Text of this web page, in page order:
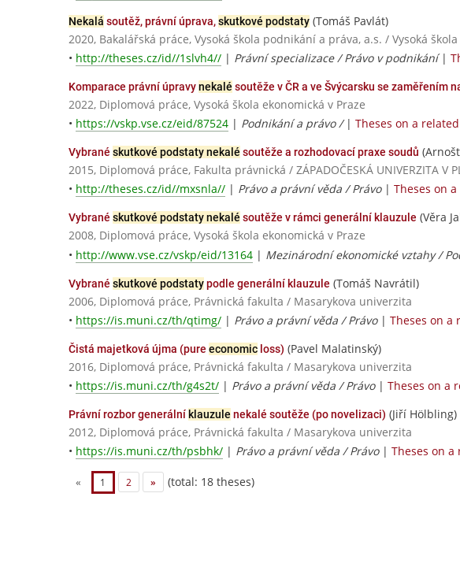
Nekalá soutěž, právní úprava,skutkové podstaty (Tomáš Pavlát)
2020, Bakalářská práce, Vysoká škola podnikání a práva, a.s. / Vysoká
• http://theses.cz/id//1slvh4// | Právní specializace / Právo v podnikání|
Komparace právní úpravynekalé soutěže v ČR a ve Švýcarsku se zaměřením
2022, Diplomová práce, Vysoká škola ekonomická v Praze
• https://vskp.vse.cz/eid/87524 | Podnikání a právo / | Theses on a
Vybrané skutkové podstaty nekalé soutěže a rozhodovací praxe soudů
2015, Diplomová práce, Fakulta právnická / ZÁPADOČESKÁ UNIVERZITA V
• http://theses.cz/id//mxsnla// | Právo a právní věda / Právo| Theses on
Vybrané skutkové podstaty nekalé soutěže v rámci generální klauzule (Věra
2008, Diplomová práce, Vysoká škola ekonomická v Praze
• http://www.vse.cz/vskp/eid/13164 | Mezinárodní ekonomické vztahy /
Vybrané skutkové podstatypodle generální klauzule (Tomáš Navrátil)
2006, Diplomová práce, Právnická fakulta / Masarykova univerzita
• https://is.muni.cz/th/qtimg/ | Právo a právní věda / Právo| Theses on a
Čistá majetková újma (pure economic loss) (Pavel Malatinský)
2016, Diplomová práce, Právnická fakulta / Masarykova univerzita
• https://is.muni.cz/th/g4s2t/ | Právo a právní věda / Právo| Theses on a
Právní rozbor generální klauzule nekalé soutěže (po novelizaci) (Jiří Hölbling)
2012, Diplomová práce, Právnická fakulta / Masarykova univerzita
• https://is.muni.cz/th/psbhk/ | Právo a právní věda / Právo| Theses on
« 1 2 » (total: 18 theses)